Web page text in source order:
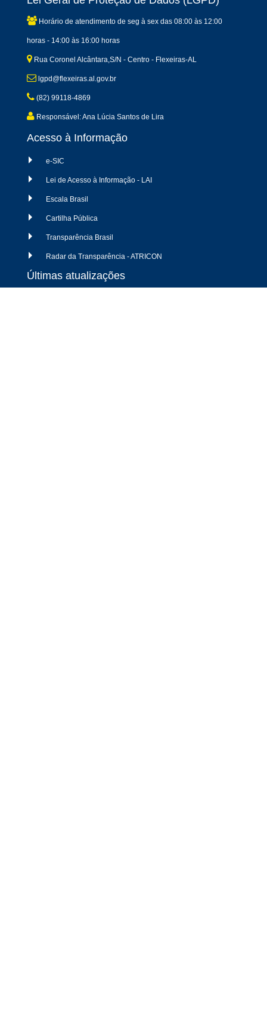
Horário de atendimento de seg à sex das 08:00 às 12:00
horas - 14:00 às 16:00 horas
Rua Coronel Alcântara,S/N - Centro - Flexeiras-AL
lgpd@flexeiras.al.gov.br
(82) 99118-4869
Responsável: Ana Lúcia Santos de Lira
Acesso à Informação
e-SIC
Lei de Acesso à Informação - LAI
Escala Brasil
Cartilha Pública
Transparência Brasil
Radar da Transparência - ATRICON
Últimas atualizações